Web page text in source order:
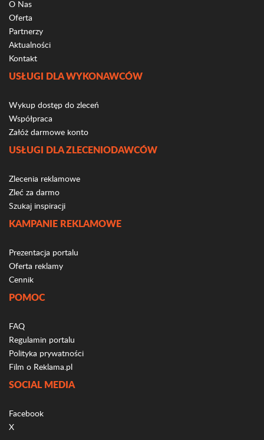
O Nas
Oferta
Partnerzy
Aktualności
Kontakt
USŁUGI DLA WYKONAWCÓW
Wykup dostęp do zleceń
Współpraca
Załóż darmowe konto
USŁUGI DLA ZLECENIODAWCÓW
Zlecenia reklamowe
Zleć za darmo
Szukaj inspiracji
KAMPANIE REKLAMOWE
Prezentacja portalu
Oferta reklamy
Cennik
POMOC
FAQ
Regulamin portalu
Polityka prywatności
Film o Reklama.pl
SOCIAL MEDIA
Facebook
X